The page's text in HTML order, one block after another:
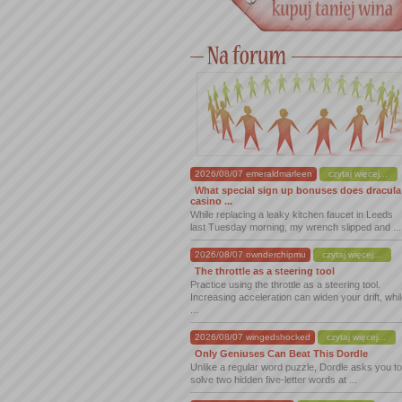
2026/08/07 emeraldmarleen czytaj więcej...
What special sign up bonuses does dracula
casino ...
While replacing a leaky kitchen faucet in Leeds
last Tuesday morning, my wrench slipped and ...
2026/08/07 ownderchipmu czytaj więcej...
The throttle as a steering tool
Practice using the throttle as a steering tool.
Increasing acceleration can widen your drift,
2026/08/07 wingedshocked czytaj więcej...
Only Geniuses Can Beat This Dordle
Unlike a regular word puzzle, Dordle asks you to
solve two hidden five-letter words at ...